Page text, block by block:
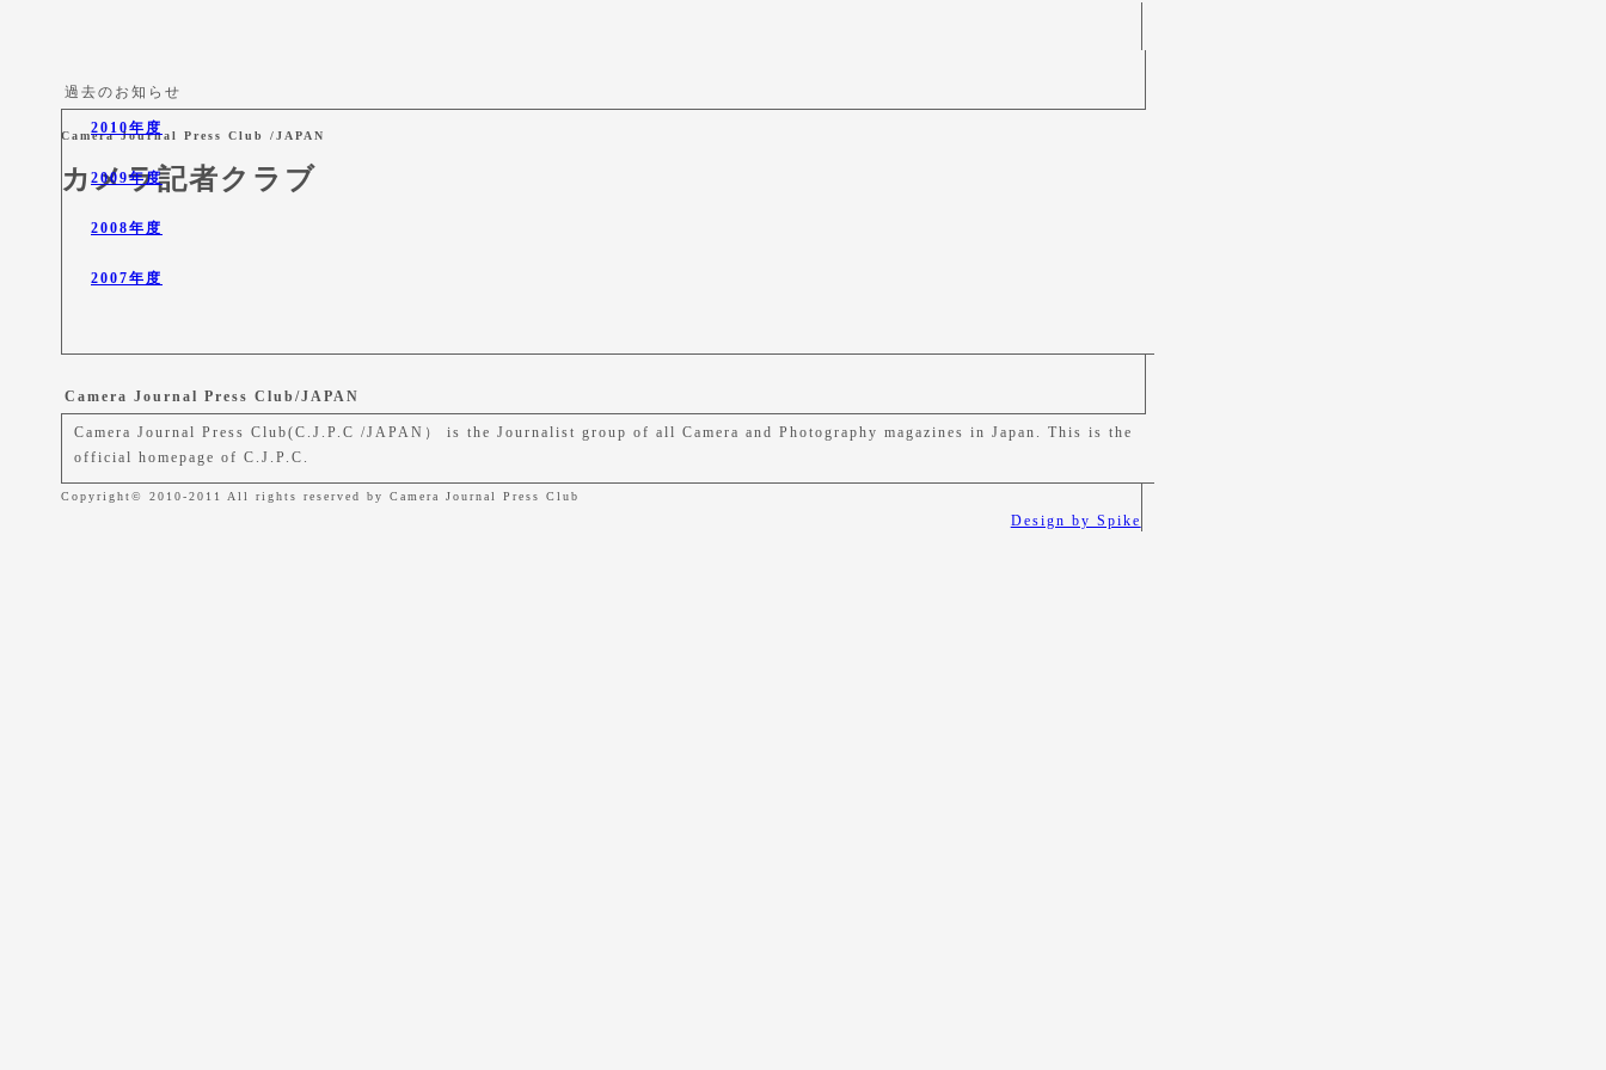
Camera Journal Press Club /JAPAN
カメラ記者クラブ
過去のお知らせ
2010年度
2009年度
2008年度
2007年度
Camera Journal Press Club/JAPAN
Camera Journal Press Club(C.J.P.C /JAPAN） is the Journalist group of all Camera and Photography magazines in Japan. This is the
official homepage of C.J.P.C.
Copyright© 2010-2011 All rights reserved by Camera Journal Press Club
Design by Spike